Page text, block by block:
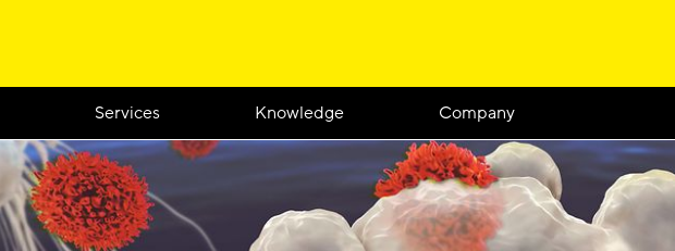
Services Knowledge Company